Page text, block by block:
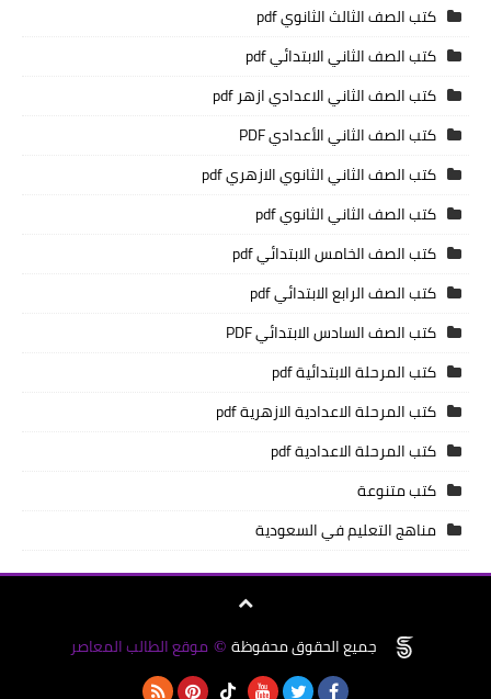
كتب الصف الثالث الثانوي pdf
كتب الصف الثاني الابتدائي pdf
كتب الصف الثاني الاعدادي ازهر pdf
كتب الصف الثاني الأعدادي PDF
كتب الصف الثاني الثانوي الازهري pdf
كتب الصف الثاني الثانوي pdf
كتب الصف الخامس الابتدائي pdf
كتب الصف الرابع الابتدائي pdf
كتب الصف السادس الابتدائي PDF
كتب المرحلة الابتدائية pdf
كتب المرحلة الاعدادية الازهرية pdf
كتب المرحلة الاعدادية pdf
كتب متنوعة
مناهج التعليم في السعودية
جميع الحقوق محفوظة © موقع الطالب المعاصر